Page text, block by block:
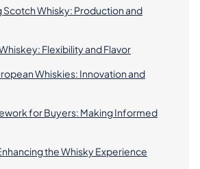
Scotch Whisky: Production and
Flexibility and Flavor
Whiskies: Innovation and
for Buyers: Making Informed
the Whisky Experience